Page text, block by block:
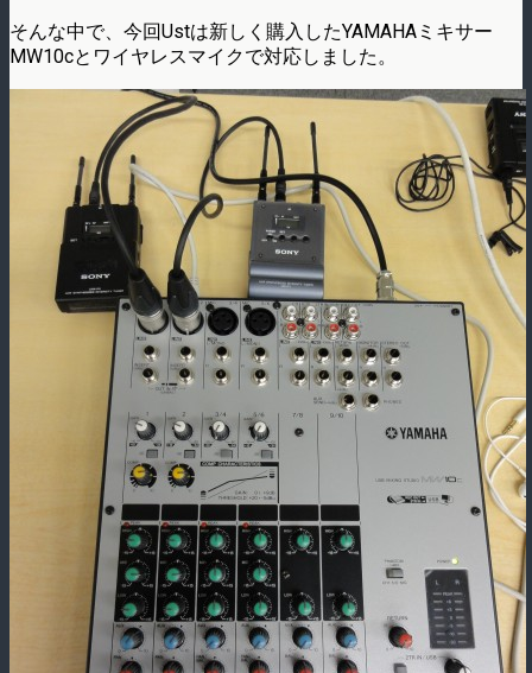
そんな中で、今回Ustは新しく購入したYAMAHAミキサー
MW10cとワイヤレスマイクで対応しました。